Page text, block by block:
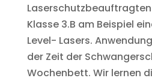
Laserschutzbeauftragten
Klasse 3.B am Beispiel
Level- Lasers.
der Zeit der
Wochenbett. Wir lernen